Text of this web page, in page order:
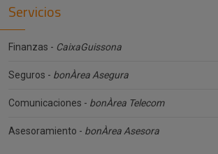
Servicios
Finanzas - CaixaGuissona
Seguros - bonÀrea Asegura
Comunicaciones - bonÀrea Telecom
Asesoramiento - bonÀrea Asesora